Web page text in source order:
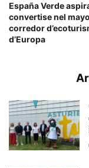
España Verde
convertise nel
corredor
d’Europa